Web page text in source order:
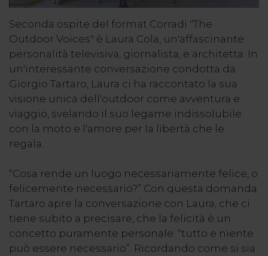
Seconda ospite del format Corradi "The
Outdoor Voices" è Laura Cola, un'affascinante
personalità televisiva, giornalista, e architetta. In
un'interessante conversazione condotta da
Giorgio Tartaro, Laura ci ha raccontato la sua
visione unica dell'outdoor come avventura e
viaggio, svelando il suo legame indissolubile
con la moto e l'amore per la libertà che le
regala.
“Cosa rende un luogo necessariamente felice, o
felicemente necessario?” Con questa domanda
Tartaro apre la conversazione con Laura, che ci
tiene subito a precisare, che la felicità è un
concetto puramente personale: “tutto e niente
può essere necessario”. Ricordando come si sia